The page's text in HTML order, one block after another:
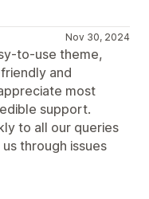
Nov 30, 2024
to-use theme,
and
most
support.
to all our queries
through issues